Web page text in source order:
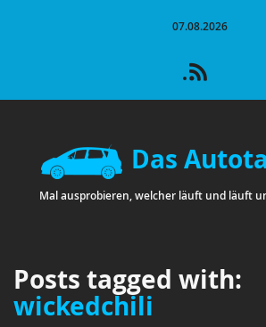
07.08.2026
Das
Mal ausprobieren, welcher läuft und läuft
Posts tagged with:
wickedchili